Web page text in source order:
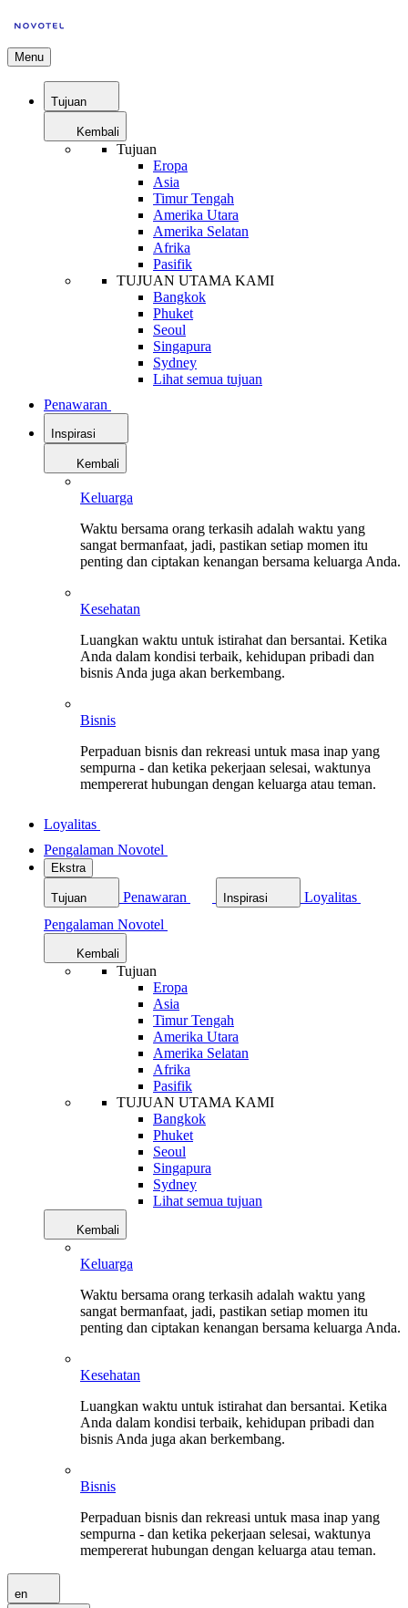
Menu
Tujuan
Kembali
Tujuan
Eropa
Asia
Timur Tengah
Amerika Utara
Amerika Selatan
Afrika
Pasifik
TUJUAN UTAMA KAMI
Bangkok
Phuket
Seoul
Singapura
Sydney
Lihat semua tujuan
Penawaran
Inspirasi
Kembali
Keluarga
Waktu bersama orang terkasih adalah waktu yang
sangat bermanfaat, jadi, pastikan setiap momen itu
penting dan ciptakan kenangan bersama keluarga Anda.
Kesehatan
Luangkan waktu untuk istirahat dan bersantai. Ketika
Anda dalam kondisi terbaik, kehidupan pribadi dan
bisnis Anda juga akan berkembang.
Bisnis
Perpaduan bisnis dan rekreasi untuk masa inap yang
sempurna - dan ketika pekerjaan selesai, waktunya
mempererat hubungan dengan keluarga atau teman.
Loyalitas
Pengalaman Novotel
Ekstra
Tujuan Penawaran Inspirasi
Loyalitas
Pengalaman Novotel
Kembali
Tujuan
Eropa
Asia
Timur Tengah
Amerika Utara
Amerika Selatan
Afrika
Pasifik
TUJUAN UTAMA KAMI
Bangkok
Phuket
Seoul
Singapura
Sydney
Lihat semua tujuan
Kembali
Keluarga
Waktu bersama orang terkasih adalah waktu yang
sangat bermanfaat, jadi, pastikan setiap momen itu
penting dan ciptakan kenangan bersama keluarga Anda.
Kesehatan
Luangkan waktu untuk istirahat dan bersantai. Ketika
Anda dalam kondisi terbaik, kehidupan pribadi dan
bisnis Anda juga akan berkembang.
Bisnis
Perpaduan bisnis dan rekreasi untuk masa inap yang
sempurna - dan ketika pekerjaan selesai, waktunya
mempererat hubungan dengan keluarga atau teman.
en